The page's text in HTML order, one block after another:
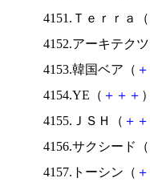
4151.Ｔｅｒｒａ（
4152.アーキテク
4153.韓国ベア（ ＋
4154.YE（ ＋ ＋ ＋
4155.ＪＳＨ（ ＋ ＋
4156.サクシード（
4157.トーシン（ ＋